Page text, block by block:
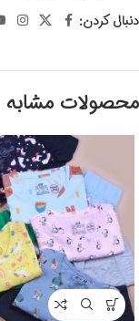
دنبال کردن:
محصولات مشابه